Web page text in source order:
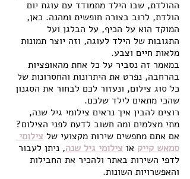
ההולדת, שבו הילד מתמודד עם עוגת יום
הולדת, לרוב בצורה חופשית ומהנה. כאן,
המוקד הוא על הכיף, על הבלגן ועל
התגובות של הילד לעוגה, וזה יוצר תמונות
מלאות חיים וצבע.
במאמר זה נסביר על כל אחת מהאופציות
בהרחבה, נפרט את היתרונות והחסרונות של
כל סוג צילום, ונעזור לכם לבחור את הסגנון
שהכי מתאים לילד שלכם.
רוצים להבין איך נראים צילומי גיל שנה,
מתי מצלמים ומה חשוב לדעת לפני הצילום?
אם אתם מחפשים שירות מקצועי של צילומי
סמאש קייק או צילומי גיל שנה, ניתן לעבור
לדפי השירות באתר ולהכיר את החבילות
והאפשרויות השונות.